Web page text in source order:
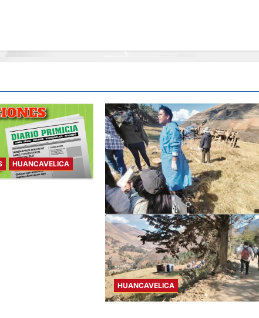
HUANCAVELICA
HUANCAVELICA